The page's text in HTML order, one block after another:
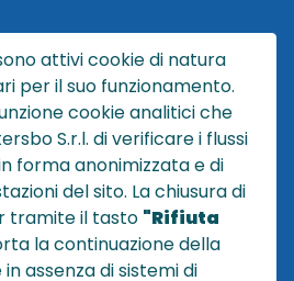
attivi cookie di natura
per il suo funzionamento.
cookie analitici che
S.r.l. di verificare i flussi
forma anonimizzata e di
del sito. La chiusura di
tramite il tasto "Rifiuta
la continuazione della
assenza di sistemi di